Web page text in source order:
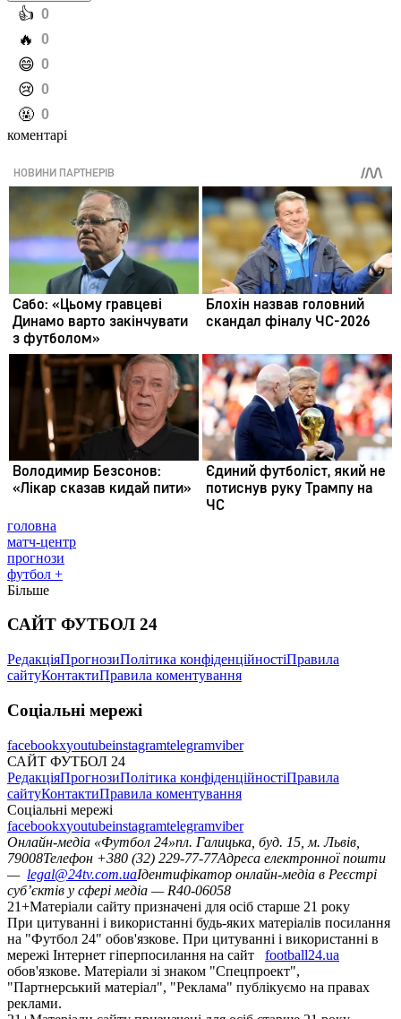
️👍 0
️🔥 0
️😄 0
️😢 0
️🤬 0
коментарі
головна
матч-центр
прогнози
футбол +
Більше
САЙТ ФУТБОЛ 24
РедакціяПрогнозиПолітика конфіденційностіПравила
сайтуКонтактиПравила коментування
Соціальні мережі
facebookxyoutubeinstagramtelegramviber
САЙТ ФУТБОЛ 24
РедакціяПрогнозиПолітика конфіденційностіПравила
сайтуКонтактиПравила коментування
Соціальні мережі
facebookxyoutubeinstagramtelegramviber
Онлайн-медіа «Футбол 24»пл. Галицька, буд. 15, м. Львів,
79008Телефон +380 (32) 229-77-77Адреса електронної пошти
— legal@24tv.com.uaІдентифікатор онлайн-медіа в Реєстрі
суб’єктів у сфері медіа — R40-06058
21+Матеріали сайту призначені для осіб старше 21 року
При цитуванні і використанні будь-яких матеріалів посилання
на "Футбол 24" обов'язкове. При цитуванні і використанні в
мережі Інтернет гіперпосилання на сайт
football24.ua
обов'язкове. Матеріали зі знаком "Спецпроект",
"Партнерський матеріал", "Реклама" публікуємо на правах
реклами.